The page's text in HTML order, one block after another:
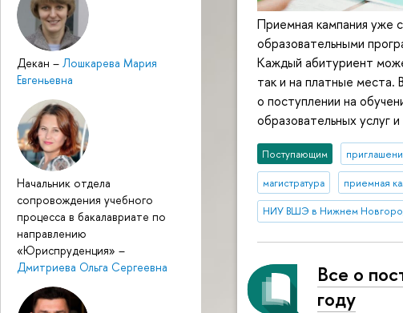
Декан – Лошкарева Мария
Евгеньевна
Начальник отдела
сопровождения учебного
процесса в бакалавриате по
направлению
«Юриспруденция» –
Дмитриева Ольга Сергеевна
Приемная кампания уже
образовательными
Каждый абитуриент
так и на платные места.
о поступлении на
образовательных услуг
Поступающим
магистратура приемная
НИУ ВШЭ в Нижнем
Все о
году